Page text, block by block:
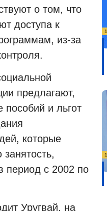
о том, что
доступа к
из-за
предлагают,
пособий и льгот
которые
период с 2002 по
Уругвай, на